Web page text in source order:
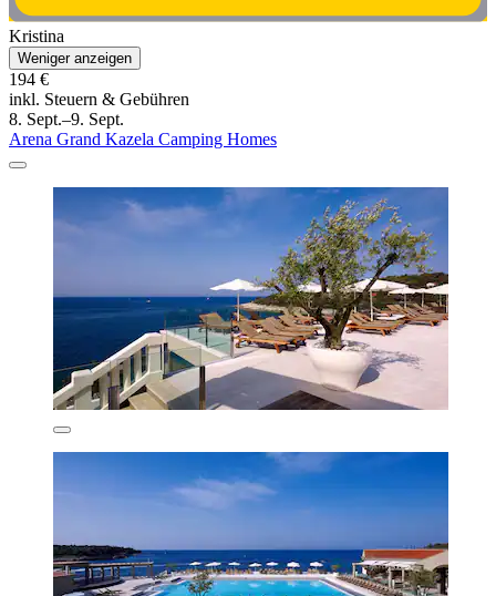
Kristina
Weniger anzeigen
194 €
inkl. Steuern & Gebühren
8. Sept.–9. Sept.
Arena Grand Kazela Camping Homes